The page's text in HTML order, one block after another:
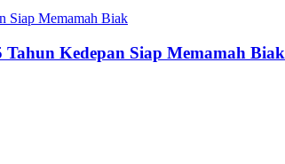
Kedepan Siap Memamah Biak